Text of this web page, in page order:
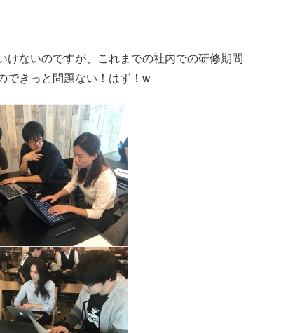
ないのですが、これまでの社内での研修期間
できっと問題ない！はず！w